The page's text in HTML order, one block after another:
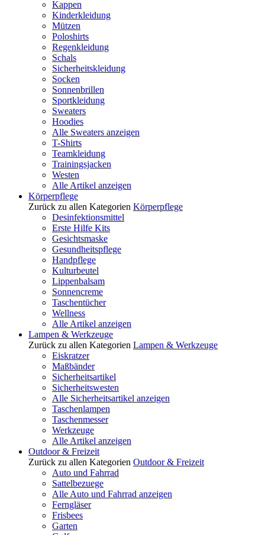
Kappen
Kinderkleidung
Mützen
Poloshirts
Regenkleidung
Schals
Sicherheitskleidung
Socken
Sonnenbrillen
Sportkleidung
Sweaters
Hoodies
Alle Sweaters anzeigen
T-Shirts
Teamkleidung
Trainingsjacken
Westen
Alle Artikel anzeigen
Körperpflege
Zurück zu allen Kategorien Körperpflege
Desinfektionsmittel
Erste Hilfe Kits
Gesichtsmaske
Gesundheitspflege
Handpflege
Kulturbeutel
Lippenbalsam
Sonnencreme
Taschentücher
Wellness
Alle Artikel anzeigen
Lampen & Werkzeuge
Zurück zu allen Kategorien Lampen & Werkzeuge
Eiskratzer
Maßbänder
Sicherheitsartikel
Sicherheitswesten
Alle Sicherheitsartikel anzeigen
Taschenlampen
Taschenmesser
Werkzeuge
Alle Artikel anzeigen
Outdoor & Freizeit
Zurück zu allen Kategorien Outdoor & Freizeit
Auto und Fahrrad
Sattelbezuege
Alle Auto und Fahrrad anzeigen
Ferngläser
Frisbees
Garten